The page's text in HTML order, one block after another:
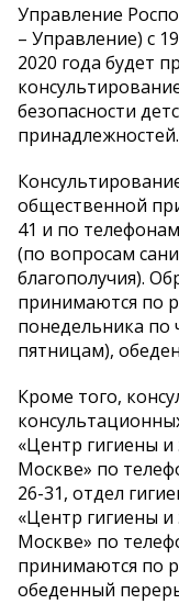
Управление
– Управление) c
2020 года будет
безопасности
принадлежностей.
общественной
41 и по
(по вопросам
благополучия).
принимаются по
понедельника по
пятницам),
Кроме того,
«Центр гигиены
Москве» по
26-31, отдел
«Центр гигиены
Москве» по
принимаются по
обеденный